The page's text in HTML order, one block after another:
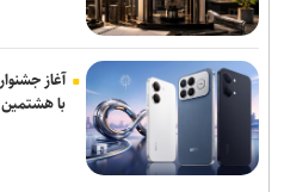
با هشتمین